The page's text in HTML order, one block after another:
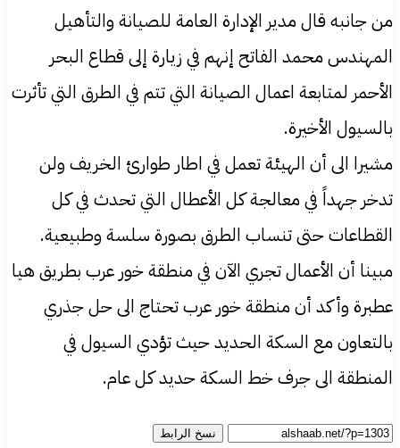
من جانبه قال مدير الإدارة العامة للصيانة والتأهيل
المهندس محمد الفاتح إنهم في زيارة إلى قطاع البحر
الأحمر لمتابعة اعمال الصيانة التي تتم في الطرق التي تأثرت
بالسيول الأخيرة.
مشيرا الى أن الهيئة تعمل في اطار طوارئ الخريف ولن
تدخر جهداً في معالجة كل الأعطال التي تحدث في كل
القطاعات حتى تنساب الطرق بصورة سلسة وطبيعية.
مبينا أن الأعمال تجري الآن في منطقة خور عرب بطريق هيا
عطبرة وأكد أن منطقة خور عرب تحتاج الى حل جذري
بالتعاون مع السكة الحديد حيث تؤدي السيول في
المنطقة الى جرف خط السكة حديد كل عام.
نسخ الرابط